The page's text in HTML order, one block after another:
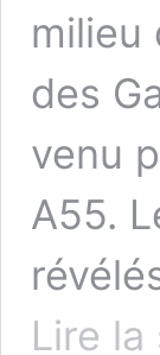
milieu
des
venu
A55.
Lire la